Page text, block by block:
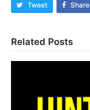
Tweet Share
Related Posts